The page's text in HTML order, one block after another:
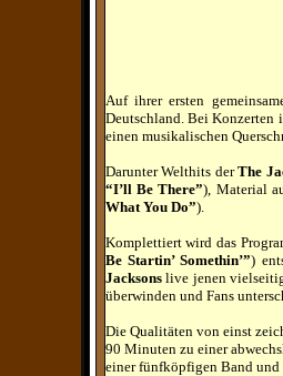
Auf ihrer ersten
Deutschland. Bei Konzerten
einen musikalischen
Darunter Welthits derThe
“I’ll Be There”), Material
What You Do”).
Komplettiert wird das
Be Startin’ Somethin’”)
Jacksonslive jenen
überwinden und Fans
Die Qualitäten von einst
90 Minuten zu einer
einer fünfköpfigen Band und